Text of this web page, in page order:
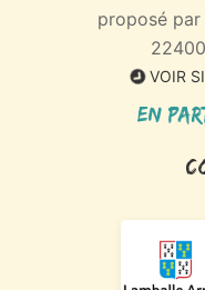
proposé
VOIR
En